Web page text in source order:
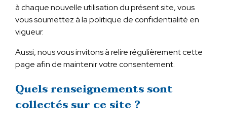
à chaque nouvelle utilisation du présent site, vous
vous soumettez à la politique de confidentialité en
vigueur.
Aussi, nous vous invitons à relire régulièrement cette
page afin de maintenir votre consentement.
Quels renseignements sont
collectés sur ce site ?